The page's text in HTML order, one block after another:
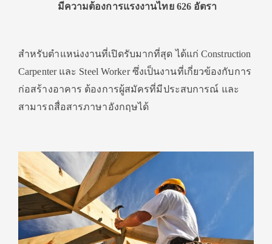
มีความต้องการแรงงานไทย 626 อัตรา
สำหรับตำแหน่งงานที่เปิดรับมากที่สุด ได้แก่ Construction
Carpenter และ Steel Worker ซึ่งเป็นงานที่เกี่ยวข้องกับการ
ก่อสร้างอาคาร ต้องการผู้สมัครที่มีประสบการณ์ และ
สามารถสื่อสารภาษาอังกฤษได้